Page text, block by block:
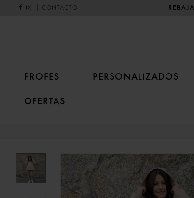
CONTACTO
PROFES PERSONALIZADOS
OFERTAS